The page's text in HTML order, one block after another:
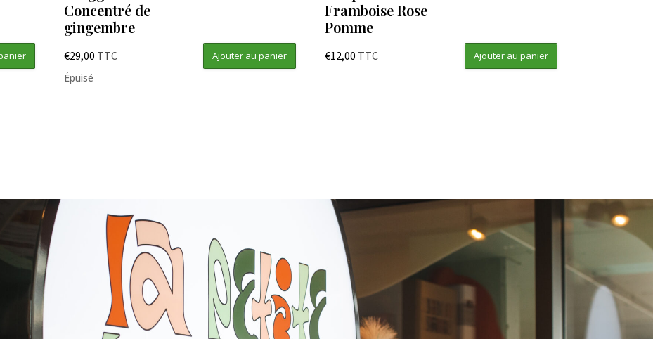
Concentré de
gingembre
€29,00 TTC Ajouter au panier
Épuisé
Framboise Rose
Pomme
€12,00 TTC Ajouter au panier